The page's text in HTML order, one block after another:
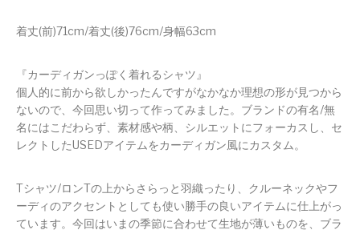
着丈(前)71cm/着丈(後)76cm/身幅63cm
『カーディガンっぽく着れるシャツ』
個人的に前から欲しかったんですがなかなか理想の形が見つから
ないので、今回思い切って作ってみました。ブランドの有名/無
名にはこだわらず、素材感や柄、シルエットにフォーカスし、セ
レクトしたUSEDアイテムをカーディガン風にカスタム。
Tシャツ/ロンTの上からさらっと羽織ったり、クルーネックやフ
ーディのアクセントとしても使い勝手の良いアイテムに仕上がっ
ています。今回はいまの季節に合わせて生地が薄いものを、ブラ